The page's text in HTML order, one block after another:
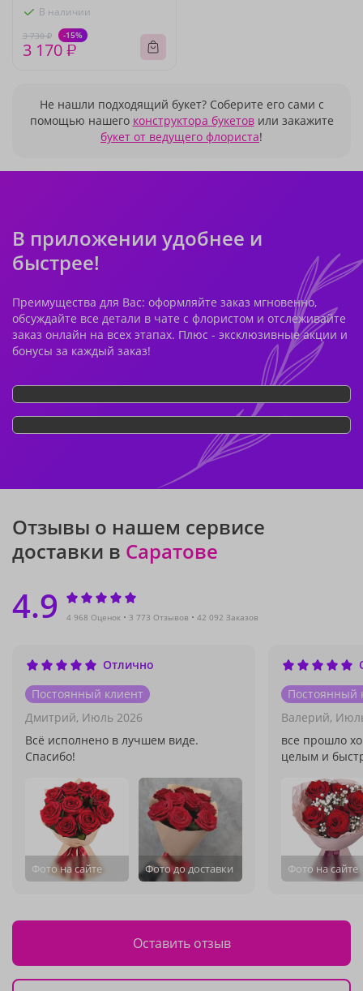
В наличии
3 730 ₽ -15%
3 170 ₽
Не нашли подходящий букет? Соберите его сами с
помощью нашего конструктора букетовили закажите
букет от ведущего флориста!
В приложении удобнее и
быстрее!
Преимущества для Вас: оформляйте заказ мгновенно,
обсуждайте все детали в чате с флористом и отслеживайте
заказ онлайн на всех этапах. Плюс - эксклюзивные акции и
бонусы за каждый заказ!
Отзывы о нашем сервисе
доставки в Саратове
4.9 4 968 Оценок 3 773 Отзывов 42 092 Заказов
Отлично
Постоянный клиент
Дмитрий, Июль 2026
Всё исполнено в лучшем виде.
Спасибо!
Фото на сайте Фото до доставки
Постоянный
Валерий,
все прошло
целым и
Фото на сайте
Оставить отзыв